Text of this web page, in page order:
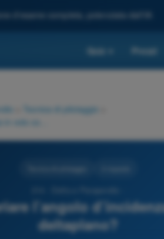
d'esame completa, potenziata dall'IA
Quiz Prezzi
Tecnica di pilotaggio
l’angolo
deltaplano?